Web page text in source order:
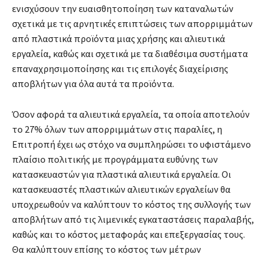
ενισχύσουν την ευαισθητοποίηση των καταναλωτών
σχετικά με τις αρνητικές επιπτώσεις των απορριμμάτων
από πλαστικά προϊόντα μιας χρήσης και αλιευτικά
εργαλεία, καθώς και σχετικά με τα διαθέσιμα συστήματα
επαναχρησιμοποίησης και τις επιλογές διαχείρισης
αποβλήτων για όλα αυτά τα προϊόντα.
Όσον αφορά τα αλιευτικά εργαλεία, τα οποία αποτελούν
το 27% όλων των απορριμμάτων στις παραλίες, η
Επιτροπή έχει ως στόχο να συμπληρώσει το υφιστάμενο
πλαίσιο πολιτικής με προγράμματα ευθύνης των
κατασκευαστών για πλαστικά αλιευτικά εργαλεία. Οι
κατασκευαστές πλαστικών αλιευτικών εργαλείων θα
υποχρεωθούν να καλύπτουν το κόστος της συλλογής των
αποβλήτων από τις λιμενικές εγκαταστάσεις παραλαβής,
καθώς και το κόστος μεταφοράς και επεξεργασίας τους.
Θα καλύπτουν επίσης το κόστος των μέτρων